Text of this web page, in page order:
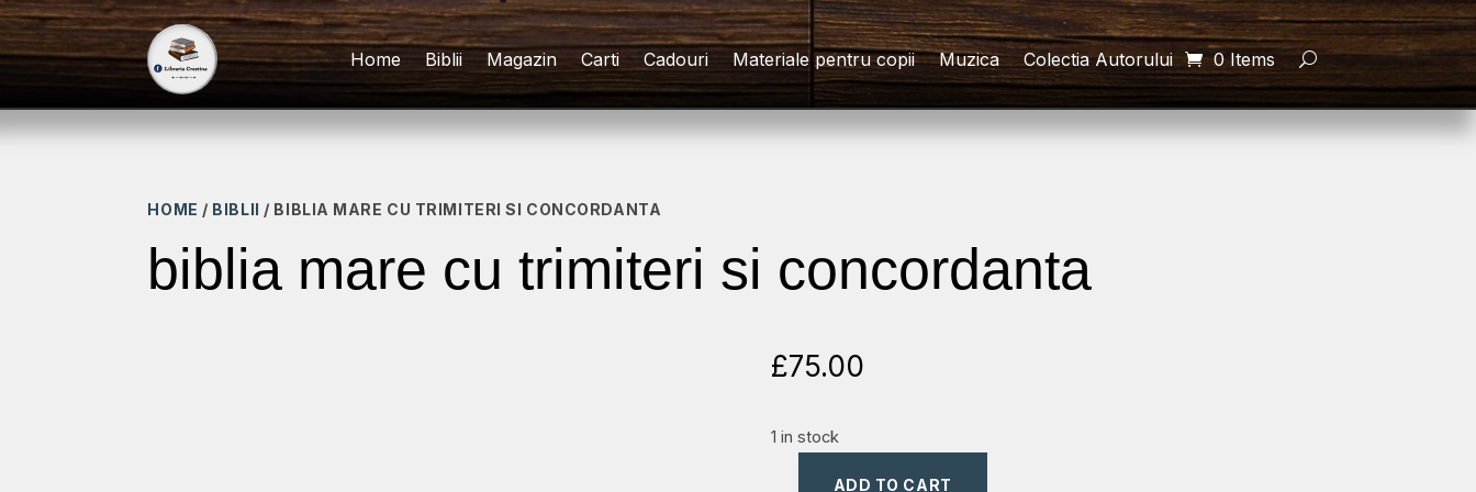
Home Biblii Magazin Carti Cadouri Materiale pentru copii Muzica Colectia Autorului 0 Items
HOME / BIBLII / BIBLIA MARE CU TRIMITERI SI CONCORDANTA
biblia mare cu trimiteri si concordanta
£75.00
1 in stock
ADD TO CART